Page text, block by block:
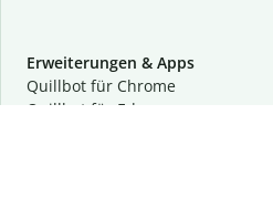
Erweiterungen & Apps
Quillbot für Chrome
Quillbot für Edge